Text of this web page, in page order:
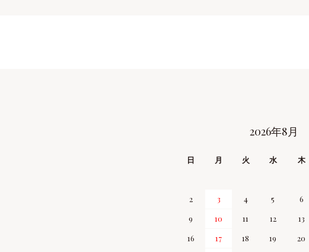
2026年8月
日 月 火 水 木
2
3 4 5 6
9
10 11 12 13
16
17 18 19 20